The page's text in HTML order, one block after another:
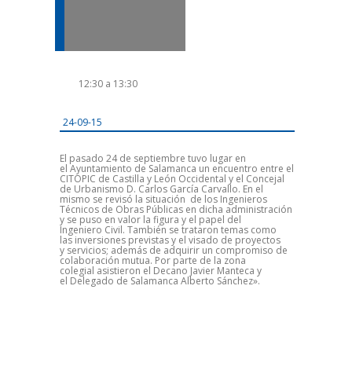
12:30 a 13:30
24-09-15
El pasado 24 de septiembre tuvo lugar en
el Ayuntamiento de Salamanca un encuentro entre el
CITOPIC de Castilla y León Occidental y el Concejal
de Urbanismo D. Carlos García Carvallo. En el
mismo se revisó la situación de los Ingenieros
Técnicos de Obras Públicas en dicha administración
y se puso en valor la figura y el papel del
Ingeniero Civil. También se trataron temas como
las inversiones previstas y el visado de proyectos
y servicios; además de adquirir un compromiso de
colaboración mutua. Por parte de la zona
colegial asistieron el Decano Javier Manteca y
el Delegado de Salamanca Alberto Sánchez».